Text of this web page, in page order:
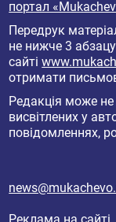
портал
Передрук
не нижче 3 абзацу
сайті
отримати
Редакція може
висвітлених у
повідомленнях,